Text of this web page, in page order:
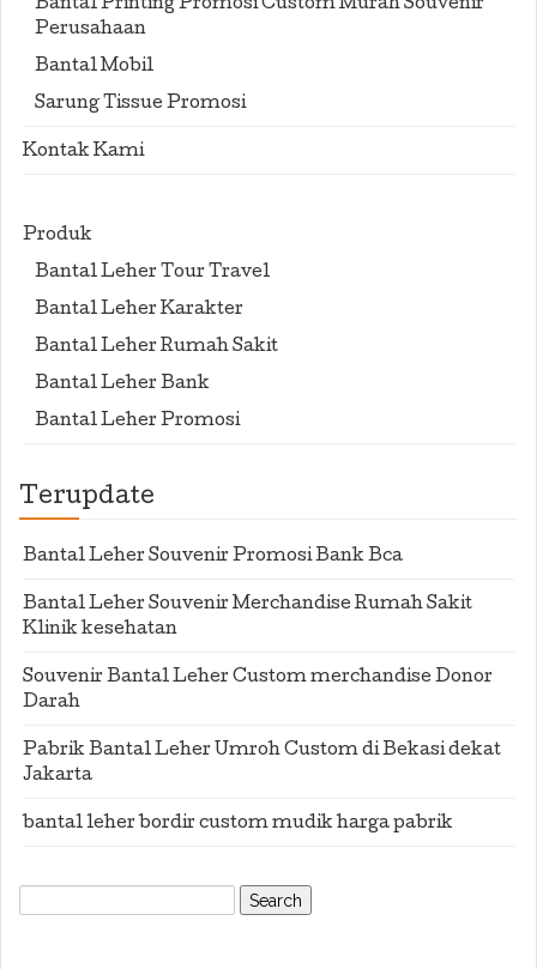
Bantal Printing Promosi Custom Murah Souvenir
Perusahaan
Bantal Mobil
Sarung Tissue Promosi
Kontak Kami
Produk
Bantal Leher Tour Travel
Bantal Leher Karakter
Bantal Leher Rumah Sakit
Bantal Leher Bank
Bantal Leher Promosi
Terupdate
Bantal Leher Souvenir Promosi Bank Bca
Bantal Leher Souvenir Merchandise Rumah Sakit
Klinik kesehatan
Souvenir Bantal Leher Custom merchandise Donor
Darah
Pabrik Bantal Leher Umroh Custom di Bekasi dekat
Jakarta
bantal leher bordir custom mudik harga pabrik
Search
for: